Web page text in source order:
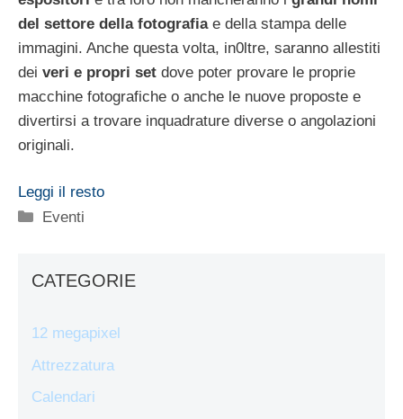
del settore della fotografiae della stampa delle
immagini. Anche questa volta, in0ltre, saranno allestiti
dei veri e propri set dove poter provare le proprie
macchine fotografiche o anche le nuove proposte e
divertirsi a trovare inquadrature diverse o angolazioni
originali.
Leggi il resto
Categorie
Eventi
CATEGORIE
12 megapixel
Attrezzatura
Calendari